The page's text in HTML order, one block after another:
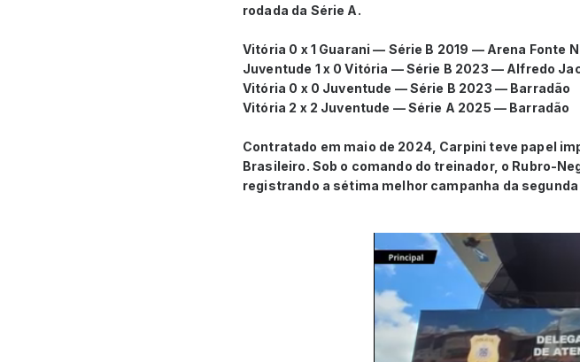
rodada da Série A.
Vitória 0 x 1 Guarani — Série B 2019 — Arena Fonte
Juventude 1 x 0 Vitória — Série B 2023 — Alfredo
Vitória 0 x 0 Juventude — Série B 2023 — Barradão
Vitória 2 x 2 Juventude — Série A 2025 — Barradão
Contratado em maio de 2024, Carpini teve papel
Brasileiro. Sob o comando do treinador, o Rubro-
registrando a sétima melhor campanha da